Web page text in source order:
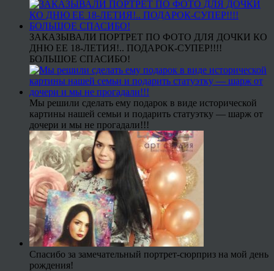
ЗАКАЗЫВАЛИ ПОРТРЕТ ПО ФОТО ДЛЯ ДОЧКИ КО
ДНЮ ЕЕ 18-ЛЕТИЯ!.. ПОДАРОК-СУПЕР!!!!
БОЛЬШОЕ СПАСИБО!
Мы решили сделать ему подарок в виде исторической
картины нашей семьи и подарить статуэтку — шарж от
дочери и мы не прогадали!!!
Спасибо за замечательный портрет-сюрприз на мой день
рождения!